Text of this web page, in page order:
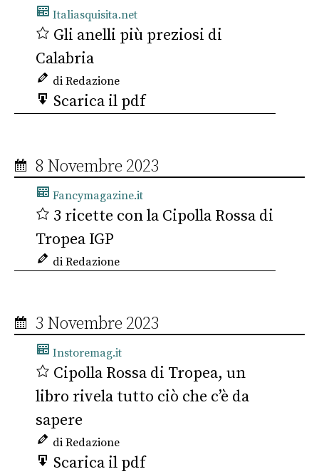
Italiasquisita.net
Gli anelli più preziosi di
Calabria
di Redazione
Scarica il pdf
8 Novembre 2023
Fancymagazine.it
3 ricette con la Cipolla Rossa di
Tropea IGP
di Redazione
3 Novembre 2023
Instoremag.it
Cipolla Rossa di Tropea, un
libro rivela tutto ciò che c’è da
sapere
di Redazione
Scarica il pdf